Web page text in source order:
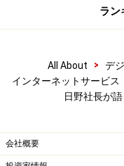
ういった方向へ向
っと有利だよ、と言
ガイド:
しかしやはり知名度
日野:
ラン
All About > デ
インターネットサービス
日野社長が
会社概要